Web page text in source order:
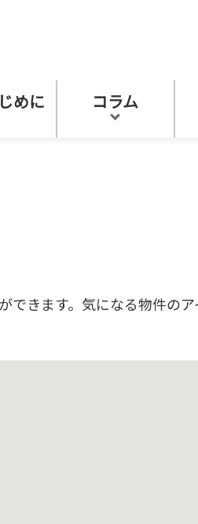
めに コラム
できます。気になる物件のア